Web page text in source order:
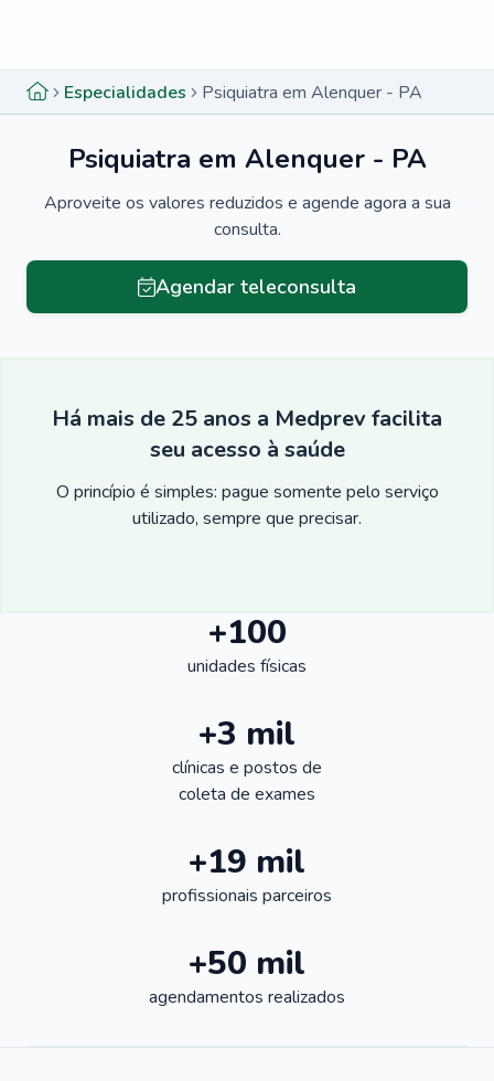
Especialidades Psiquiatra em Alenquer - PA
Psiquiatra em Alenquer - PA
Aproveite os valores reduzidos e agende agora a sua
consulta.
Agendar teleconsulta
Há mais de 25 anos a Medprev facilita
seu acesso à saúde
O princípio é simples: pague somente pelo serviço
utilizado, sempre que precisar.
+100
unidades físicas
+3 mil
clínicas e postos de
coleta de exames
+19 mil
profissionais parceiros
+50 mil
agendamentos realizados